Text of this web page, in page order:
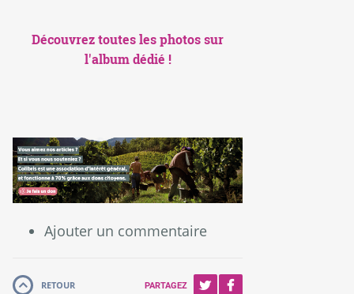
Découvrez toutes les photos sur
l'album dédié !
Ajouter un commentaire
RETOUR PARTAGEZ